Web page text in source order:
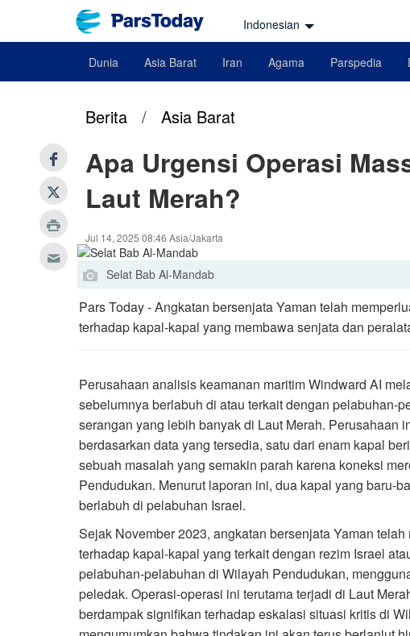
Indonesian
Dunia Asia Barat Iran Agama Parspedia
Berita / Asia Barat
Apa Urgensi Operasi
Laut Merah?
Jul 14, 2025 08:46 Asia/Jakarta
Selat Bab Al-Mandab
Pars Today - Angkatan bersenjata Yaman telah
terhadap kapal-kapal yang membawa senjata dan
Perusahaan analisis keamanan maritim Windward AI
sebelumnya berlabuh di atau terkait dengan pelabuhan-
serangan yang lebih banyak di Laut Merah. Perusahaan
berdasarkan data yang tersedia, satu dari enam kapal
sebuah masalah yang semakin parah karena koneksi
Pendudukan. Menurut laporan ini, dua kapal yang baru-
berlabuh di pelabuhan Israel.
Sejak November 2023, angkatan bersenjata Yaman
terhadap kapal-kapal yang terkait dengan rezim Israel
pelabuhan-pelabuhan di Wilayah Pendudukan,
peledak. Operasi-operasi ini terutama terjadi di Laut
berdampak signifikan terhadap eskalasi situasi kritis di